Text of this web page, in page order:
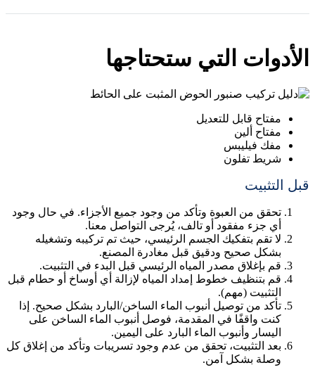
الأدوات التي ستحتاجها
مفتاح قابل للتعديل
مفتاح ألين
مفك فيليبس
شريط تفلون
قبل التثبيت
تحقق من العبوة وتأكد من وجود جميع الأجزاء. في حال وجود
أي جزء مفقود أو تالف، يُرجى التواصل معنا.
لا تقم بتفكيك الجسم الرئيسي، حيث تم تركيبه وتشغيله
بشكل صحيح ودقيق قبل مغادرة المصنع.
قم بإغلاق مصدر المياه الرئيسي قبل البدء في التثبيت.
قم بتنظيف خطوط إمداد المياه لإزالة أي أوساخ أو حطام قبل
التثبيت (مهم).
تأكد من توصيل أنبوب الماء الساخن/البارد بشكل صحيح. إذا
كنت واقفًا في المقدمة، فوصل أنبوب الماء الساخن على
اليسار وأنبوب الماء البارد على اليمين.
بعد التثبيت، تحقق من عدم وجود تسريبات وتأكد من إغلاق كل
وصلة بشكل آمن.